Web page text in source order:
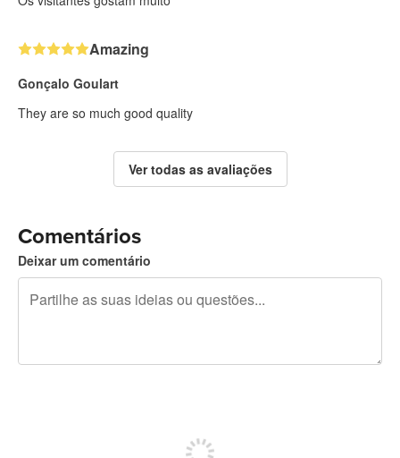
Amazing
Gonçalo Goulart
They are so much good quality
Ver todas as avaliações
Comentários
Deixar um comentário